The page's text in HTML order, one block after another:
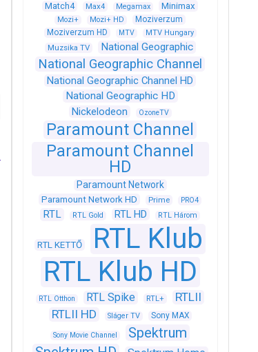
Match4 Max4 Megamax Minimax
Mozi+ Mozi+ HD
Moziverzum
Moziverzum HD
MTV MTV Hungary
Muzsika TV National Geographic
National Geographic Channel
National Geographic Channel HD
National Geographic HD
Nickelodeon
OzoneTV
Paramount Channel
Paramount Channel
HD
Paramount Network
Paramount Network HD Prime PRO4
RTL RTL Gold RTL HD RTL Három
RTL KETTŐ
RTL Klub
RTL Klub HD
RTL Otthon RTL Spike RTL+
RTLII
RTLII HD
Sláger TV Sony MAX
Sony Movie Channel
Spektrum